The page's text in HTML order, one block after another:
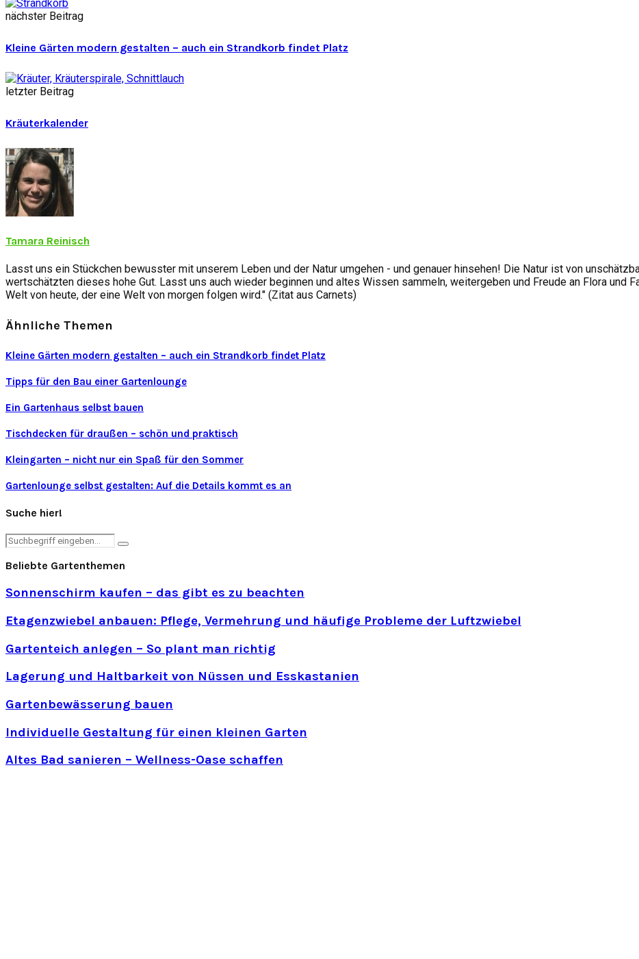
nächster Beitrag
Kleine Gärten modern gestalten – auch ein Strandkorb findet Platz
letzter Beitrag
Kräuterkalender
Tamara Reinisch
Lasst uns ein Stückchen bewusster mit unserem Leben und der Natur umgehen - und genauer hinsehen! Die Natur ist von
wertschätzten dieses hohe Gut. Lasst uns auch wieder beginnen und altes Wissen sammeln, weitergeben und Freude an Flora und
Welt von heute, der eine Welt von morgen folgen wird." (Zitat aus Carnets)
Ähnliche Themen
Kleine Gärten modern gestalten – auch ein Strandkorb findet Platz
Tipps für den Bau einer Gartenlounge
Ein Gartenhaus selbst bauen
Tischdecken für draußen – schön und praktisch
Kleingarten – nicht nur ein Spaß für den Sommer
Gartenlounge selbst gestalten: Auf die Details kommt es an
Suche hier!
Search
Search
Beliebte Gartenthemen
Sonnenschirm kaufen – das gibt es zu beachten
Etagenzwiebel anbauen: Pflege, Vermehrung und häufige Probleme der Luftzwiebel
Gartenteich anlegen – So plant man richtig
Lagerung und Haltbarkeit von Nüssen und Esskastanien
Gartenbewässerung bauen
Individuelle Gestaltung für einen kleinen Garten
Altes Bad sanieren – Wellness-Oase schaffen